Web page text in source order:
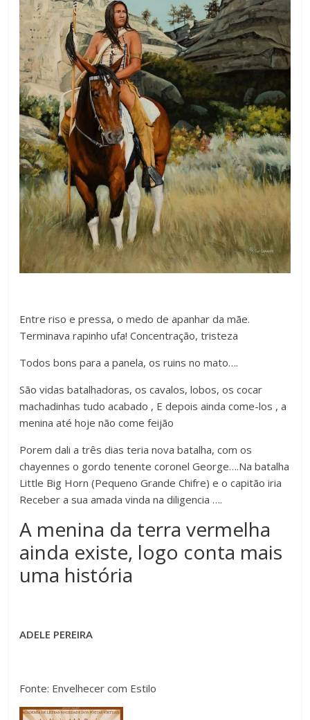
Entre riso e pressa, o medo de apanhar da mãe.
Terminava rapinho ufa! Concentração, tristeza
Todos bons para a panela, os ruins no mato….
São vidas batalhadoras, os cavalos, lobos, os cocar
machadinhas tudo acabado , E depois ainda come-los , a
menina até hoje não come feijão
Porem dali a três dias teria nova batalha, com os
chayennes o gordo tenente coronel George….Na batalha
Little Big Horn (Pequeno Grande Chifre) e o capitão iria
Receber a sua amada vinda na diligencia ….
A menina da terra vermelha
ainda existe, logo conta mais
uma história
ADELE PEREIRA
Fonte: Envelhecer com Estilo